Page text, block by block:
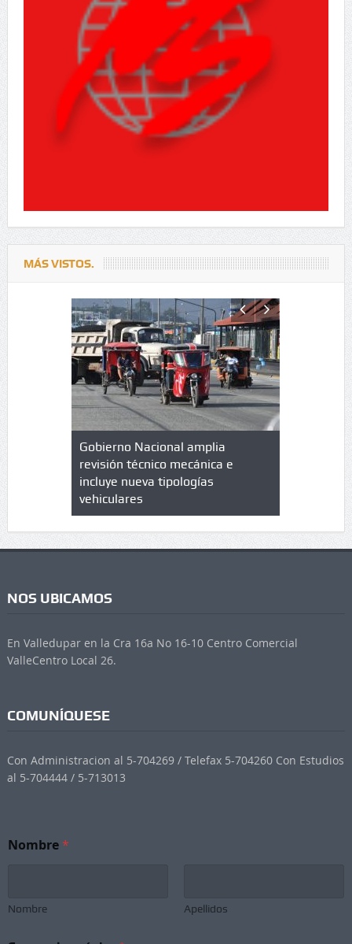
MÁS VISTOS.
de
Gobierno Nacional amplia
revisión técnico mecánica e
incluye nueva tipologías
vehiculares
cuáles
NOS UBICAMOS
En Valledupar en la Cra 16a No 16-10 Centro Comercial
ValleCentro Local 26.
COMUNÍQUESE
Con Administracion al 5-704269 / Telefax 5-704260 Con Estudios
al 5-704444 / 5-713013
Nombre*
Nombre Apellidos